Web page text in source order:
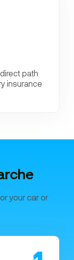
path
insurance
your car or